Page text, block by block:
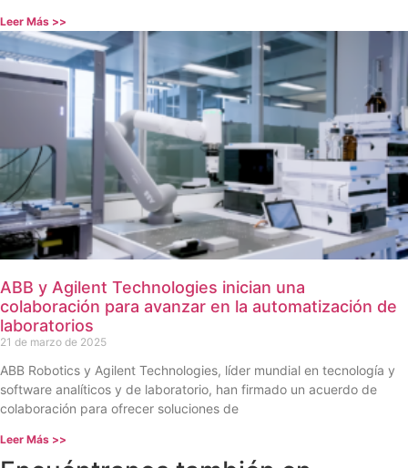
Leer Más >>
ABB y Agilent Technologies inician una
colaboración para avanzar en la automatización de
laboratorios
21 de marzo de 2025
ABB Robotics y Agilent Technologies, líder mundial en tecnología y
software analíticos y de laboratorio, han firmado un acuerdo de
colaboración para ofrecer soluciones de
Leer Más >>